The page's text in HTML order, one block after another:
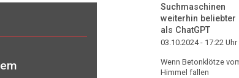
Suchmaschinen
weiterhin beliebter
als ChatGPT
03.10.2024 - 17:22 Uhr
Wenn Betonklötze
Himmel fallen